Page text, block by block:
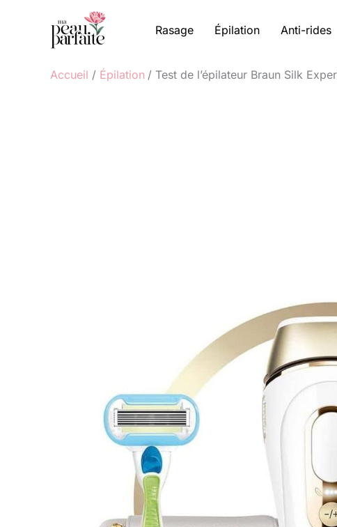
Rasage Épilation Anti-rides
Accueil Épilation Test de l’épilateur Braun Silk